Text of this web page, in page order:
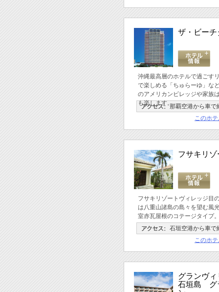
ザ・ビー
沖縄最高層のホテルで過ごす
で楽しめる「ちゅらーゆ」な
のアメリカンビレッジや家族
も楽します。那覇空港から車で
このホ
フサキリ
フサキリゾートヴィレッジ目
は八重山諸島の島々を望む風
室赤瓦屋根のコテージタイプ
石垣空港から車で
このホ
グランヴ
石垣島 グ